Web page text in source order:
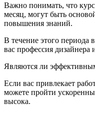
Важно понимать, что
месяц, могут быть
повышения знаний.
В течение этого периода
вас профессия дизайнера
Являются ли
Если вас привлекает
можете пройти
высока.